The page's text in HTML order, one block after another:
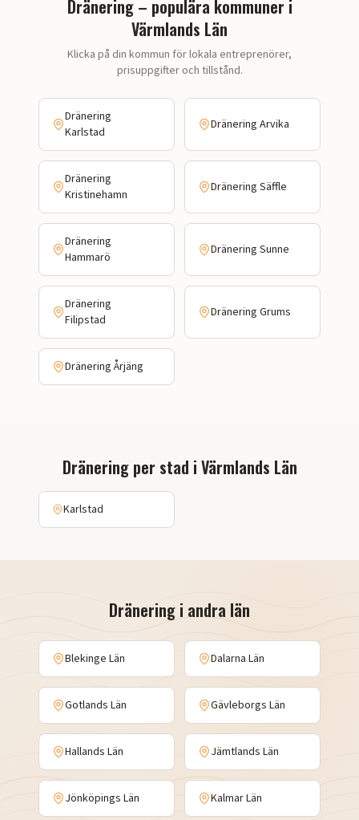
Dränering – populära kommuner i
Värmlands Län
Klicka på din kommun för lokala entreprenörer,
prisuppgifter och tillstånd.
Dränering
Karlstad
Dränering Arvika
Dränering
Kristinehamn
Dränering Säffle
Dränering
Hammarö
Dränering Sunne
Dränering
Filipstad
Dränering Grums
Dränering Årjäng
Dräneringper stad i Värmlands Län
Karlstad
Dränering i andra län
Blekinge Län Dalarna Län
Gotlands Län Gävleborgs Län
Hallands Län Jämtlands Län
Jönköpings Län Kalmar Län